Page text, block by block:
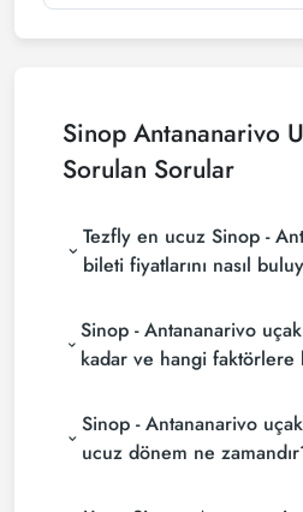
Sinop Antananarivo
Sorulan Sorular
Tezfly en ucuz Sinop -
bileti fiyatlarını nasıl
fiyatlarını bulmak için tur
rezervasyon siteleri
havayolu sitesini
arayarak ucuz Sinop -
bulup karşılaştırabilir ve un
Sinop - Antananarivo
kadar ve hangi faktörlere
şirketine, seyahat
rezervasyon yapılan
Sinop - Antananarivo
ucuz dönem ne